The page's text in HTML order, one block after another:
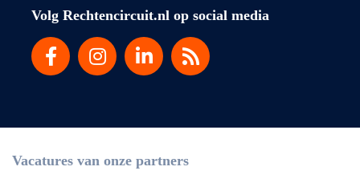
Volg Rechtencircuit.nl op social media
Vacatures van onze partners